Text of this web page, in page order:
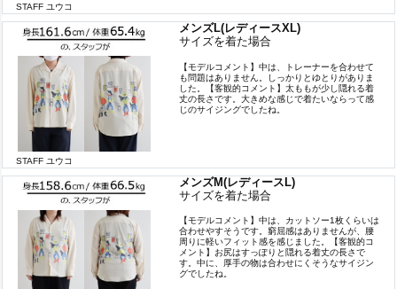
STAFF ユウコ
メンズL(レディースXL)
サイズを着た場合
STAFF ユウコ
【モデルコメント】中は、トレーナーを合わせて
も問題はありません。しっかりとゆとりがありま
した。【客観的コメント】太ももが少し隠れる着
丈の長さです。大きめな感じで着たいならって感
じのサイジングでしたね。
メンズM(レディースL)
サイズを着た場合
【モデルコメント】中は、カットソー1枚くらいは
合わせやすそうです。窮屈感はありませんが、腰
周りに軽いフィット感を感じました。【客観的コ
メント】お尻はすっぽりと隠れる着丈の長さで
す。中に、厚手の物は合わせにくそうなサイジン
グでしたね。